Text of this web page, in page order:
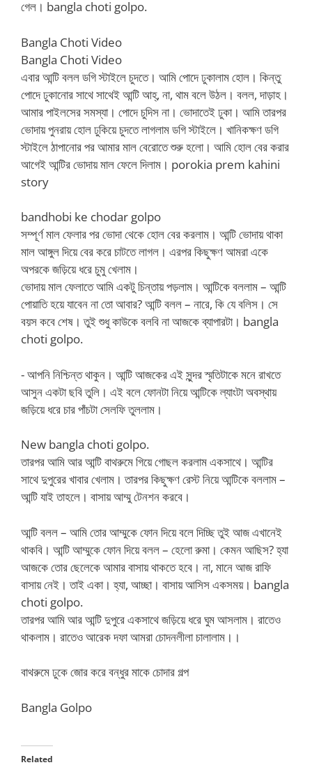
গেল। bangla choti golpo.
Bangla Choti Video
Bangla Choti Video
এবার আন্টি বলল ডগি স্টাইলে চুদতে। আমি পোদে ঢুকালাম হোল। কিন্তু
পোদে ঢুকানোর সাথে সাথেই আন্টি আহ্, না, থাম বলে উঠল। বলল, দাড়াহ।
আমার পাইলসের সমস্যা। পোদে চুদিস না। ভোদাতেই ঢুকা। আমি তারপর
ভোদায় পুনরায় হোল ঢুকিয়ে চুদতে লাগলাম ডগি স্টাইলে। খানিকক্ষণ ডগি
স্টাইলে ঠাপানোর পর আমার মাল বেরোতে শুরু হলো। আমি হোল বের করার
আগেই আন্টির ভোদায় মাল ফেলে দিলাম। porokia prem kahini
story
bandhobi ke chodar golpo
সম্পূর্ণ মাল ফেলার পর ভোদা থেকে হোল বের করলাম। আন্টি ভোদায় থাকা
মাল আঙ্গুল দিয়ে বের করে চাটতে লাগল। এরপর কিছুক্ষণ আমরা একে
অপরকে জড়িয়ে ধরে চুমু খেলাম।
ভোদায় মাল ফেলাতে আমি একটু চিন্তায় পড়লাম। আন্টিকে বললাম – আন্টি
পোয়াতি হয়ে যাবেন না তো আবার? আন্টি বলল – নারে, কি যে বলিস। সে
বয়স কবে শেষ। তুই শুধু কাউকে বলবি না আজকে ব্যাপারটা। bangla
choti golpo.
‌- আপনি নিশ্চিন্ত থাকুন। আন্টি আজকের এই সুন্দর স্মৃতিটাকে মনে রাখতে
আসুন একটা ছবি তুলি। এই বলে ফোনটা নিয়ে আন্টিকে ল্যাংটা অবস্থায়
জড়িয়ে ধরে চার পাঁচটা সেলফি তুললাম।
New bangla choti golpo.
তারপর আমি আর আন্টি বাথরুমে গিয়ে গোছল করলাম একসাথে। আন্টির
সাথে দুপুরের খাবার খেলাম। তারপর কিছুক্ষণ রেস্ট নিয়ে আন্টিকে বললাম –
আন্টি যাই তাহলে। বাসায় আম্মু টেনশন করবে।
‌আন্টি বলল – আমি তোর আম্মুকে ফোন দিয়ে বলে দিচ্ছি তুই আজ এখানেই
থাকবি। আন্টি আম্মুকে ফোন দিয়ে বলল – হেলো রুমা। কেমন আছিস? হ্যা
আজকে তোর ছেলেকে আমার বাসায় থাকতে হবে। না, মানে আজ রাফি
বাসায় নেই। তাই একা। হ্যা, আচ্ছা। বাসায় আসিস একসময়। bangla
choti golpo.
‌তারপর আমি আর আন্টি দুপুরে একসাথে জড়িয়ে ধরে ঘুম আসলাম। রাতেও
থাকলাম। রাতেও আরেক দফা আমরা চোদনলীলা চালালাম।।
বাথরুমে ঢুকে জোর করে বন্ধুর মাকে চোদার গল্প
Bangla Golpo
Related